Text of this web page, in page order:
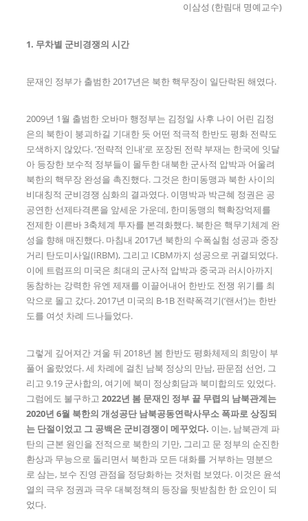
이삼성 (한림대 명예교수)
1. 무차별 군비경쟁의 시간
문재인 정부가 출범한 2017년은 북한 핵무장이 일단락된 해였다.
2009년 1월 출범한 오바마 행정부는 김정일 사후 나이 어린 김정
은의 북한이 붕괴하길 기대한 듯 어떤 적극적 한반도 평화 전략도
모색하지 않았다. ‘전략적 인내’로 포장된 전략 부재는 한국에 잇달
아 등장한 보수적 정부들이 몰두한 대북한 군사적 압박과 어울려
북한의 핵무장 완성을 촉진했다. 그것은 한미동맹과 북한 사이의
비대칭적 군비경쟁 심화의 결과였다. 이명박과 박근혜 정권은 공
공연한 선제타격론을 앞세운 가운데, 한미동맹의 핵확장억제를
전제한 이른바 3축체계 투자를 본격화했다. 북한은 핵무기체계 완
성을 향해 매진했다. 마침내 2017년 북한의 수폭실험 성공과 중장
거리 탄도미사일(IRBM), 그리고 ICBM까지 성공으로 귀결되었다.
이에 트럼프의 미국은 최대의 군사적 압박과 중국과 러시아까지
동참하는 강력한 유엔 제재를 이끌어내어 한반도 전쟁 위기를 최
악으로 몰고 갔다. 2017년 미국의 B-1B 전략폭격기(‘랜서’)는 한반
도를 여섯 차례 드나들었다.
그렇게 깊어져간 겨울 뒤 2018년 봄 한반도 평화체제의 희망이 부
풀어 올랐었다. 세 차례에 걸친 남북 정상의 만남, 판문점 선언, 그
리고 9.19 군사합의, 여기에 북미 정상회담과 북미합의도 있었다.
그럼에도 불구하고2022년 봄 문재인 정부 끝 무렵의 남북관계는
2020년6월 북한의 개성공단 남북공동연락사무소 폭파로 상징되
는 단절이었고 그 공백은 군비경쟁이 메꾸었다. 이는, 남북관계 파
탄의 근본 원인을 전적으로 북한의 기만, 그리고 문 정부의 순진한
환상과 무능으로 돌리면서 북한과 모든 대화를 거부하는 명분으
로 삼는, 보수 진영 관점을 정당화하는 것처럼 보였다. 이것은 윤석
열의 극우 정권과 극우 대북정책의 등장을 뒷받침한 한 요인이 되
었다.